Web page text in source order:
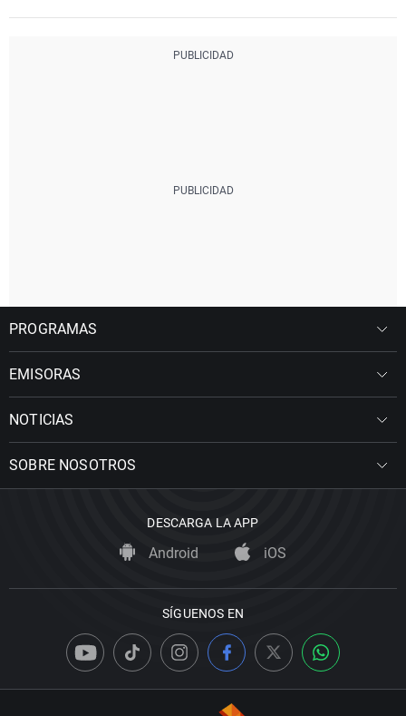
PROGRAMAS
EMISORAS
NOTICIAS
SOBRE NOSOTROS
DESCARGA LA APP
Android iOS
SÍGUENOS EN